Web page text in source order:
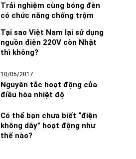
Trải nghiệm cùng bóng đèn
có chức năng chống trộm
Tại sao Việt Nam lại sử dụng
nguồn điện 220V còn Nhật
thì không?
10/05/2017
Nguyên tắc hoạt động của
điều hòa nhiệt độ
Có thể bạn chưa biết “điện
không dây” hoạt động như
thế nào?